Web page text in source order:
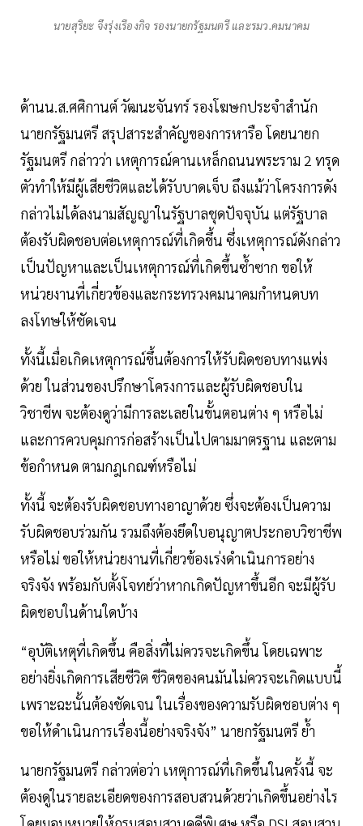
นายสุริยะ จึงรุ่งเรืองกิจ รองนายกรัฐมนตรี และรมว.คมนาคม
ด้านน.ส.ศศิกานต์ วัฒนะจันทร์ รองโฆษกประจำสำนัก
นายกรัฐมนตรี สรุปสาระสำคัญของการหารือ โดยนายก
รัฐมนตรี กล่าวว่า เหตุการณ์คานเหล็กถนนพระราม 2 ทรุด
ตัวทำให้มีผู้เสียชีวิตและได้รับบาดเจ็บ ถึงแม้ว่าโครงการดัง
กล่าวไม่ได้ลงนามสัญญาในรัฐบาลชุดปัจจุบัน แต่รัฐบาล
ต้องรับผิดชอบต่อเหตุการณ์ที่เกิดขึ้น ซึ่งเหตุการณ์ดังกล่าว
เป็นปัญหาและเป็นเหตุการณ์ที่เกิดขึ้นซ้ำซาก ขอให้
หน่วยงานที่เกี่ยวข้องและกระทรวงคมนาคมกำหนดบท
ลงโทษให้ชัดเจน
ทั้งนี้เมื่อเกิดเหตุการณ์ขึ้นต้องการให้รับผิดชอบทางแพ่ง
ด้วย ในส่วนของปรึกษาโครงการและผู้รับผิดชอบใน
วิชาชีพ จะต้องดูว่ามีการละเลยในขั้นตอนต่าง ๆ หรือไม่
และการควบคุมการก่อสร้างเป็นไปตามมาตรฐาน และตาม
ข้อกำหนด ตามกฎเกณฑ์หรือไม่
ทั้งนี้ จะต้องรับผิดชอบทางอาญาด้วย ซึ่งจะต้องเป็นความ
รับผิดชอบร่วมกัน รวมถึงต้องยึดใบอนุญาตประกอบวิชาชีพ
หรือไม่ ขอให้หน่วยงานที่เกี่ยวข้องเร่งดำเนินการอย่าง
จริงจัง พร้อมกับตั้งโจทย์ว่าหากเกิดปัญหาขึ้นอีก จะมีผู้รับ
ผิดชอบในด้านใดบ้าง
“อุบัติเหตุที่เกิดขึ้น คือสิ่งที่ไม่ควรจะเกิดขึ้น โดยเฉพาะ
อย่างยิ่งเกิดการเสียชีวิต ชีวิตของคนมันไม่ควรจะเกิดแบบนี้
เพราะฉะนั้นต้องชัดเจน ในเรื่องของความรับผิดชอบต่าง ๆ
ขอให้ดำเนินการเรื่องนี้อย่างจริงจัง” นายกรัฐมนตรี ย้ำ
นายกรัฐมนตรี กล่าวต่อว่า เหตุการณ์ที่เกิดขึ้นในครั้งนี้ จะ
ต้องดูในรายละเอียดของการสอบสวนด้วยว่าเกิดขึ้นอย่างไร